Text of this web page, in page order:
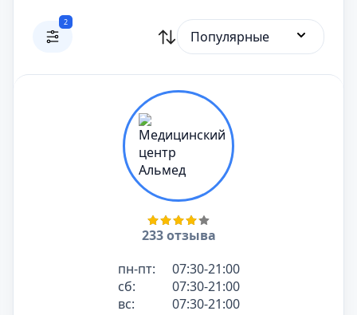
2
Популярные
233 отзыва
пн-пт:
07:30-21:00
сб:
07:30-21:00
вс:
07:30-21:00